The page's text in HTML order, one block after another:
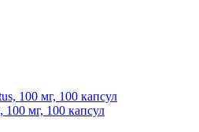
мг, 100 капсул